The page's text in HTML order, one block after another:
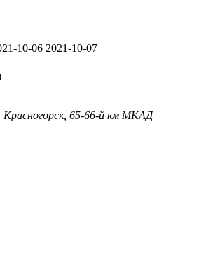
10-06 2021-10-07
Красногорск, 65-66-й км МКАД